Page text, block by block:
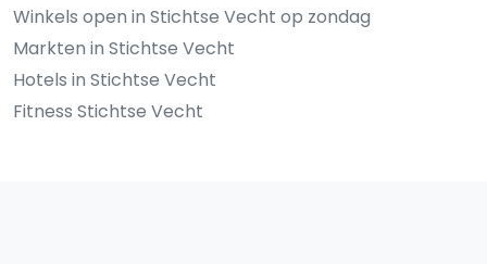
Winkels open in Stichtse Vecht op zondag
Markten in Stichtse Vecht
Hotels in Stichtse Vecht
Fitness Stichtse Vecht